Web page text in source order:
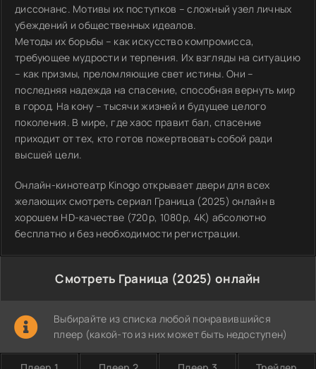
диссонанс. Мотивы их поступков – сложный узел личных
убеждений и общественных идеалов.
Методы их борьбы – как искусство компромисса,
требующее мудрости и терпения. Их взгляды на ситуацию
– как призмы, преломляющие свет истины. Они –
последняя надежда на спасение, способная вернуть мир
в город. На кону – тысячи жизней и будущее целого
поколения. В мире, где хаос правит бал, спасение
приходит от тех, кто готов пожертвовать собой ради
высшей цели.
Онлайн-кинотеатр Kinogo открывает двери для всех
желающих смотреть сериал Граница (2025) онлайн в
хорошем HD-качестве (720p, 1080p, 4K) абсолютно
бесплатно и без необходимости регистрации.
Смотреть Граница (2025) онлайн
Выбирайте из списка любой понравившийся
плеер (какой-то из них может быть недоступен)